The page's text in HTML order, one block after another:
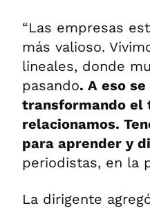
“Las empresas
más valioso.
lineales, donde
pasando. A eso
transformando el
relacionamos.
para aprender y
periodistas, en la
La dirigente